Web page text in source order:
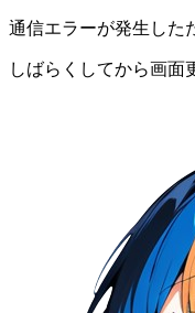
通信エラーが発生した
しばらくしてから画面